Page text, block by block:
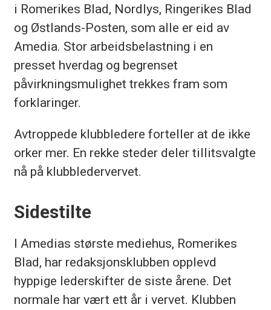
i Romerikes Blad, Nordlys, Ringerikes Blad
og Østlands-Posten, som alle er eid av
Amedia. Stor arbeidsbelastning i en
presset hverdag og begrenset
påvirkningsmulighet trekkes fram som
forklaringer.
Avtroppede klubbledere forteller at de ikke
orker mer. En rekke steder deler tillitsvalgte
nå på klubbledervervet.
Sidestilte
I Amedias største mediehus, Romerikes
Blad, har redaksjonsklubben opplevd
hyppige lederskifter de siste årene. Det
normale har vært ett år i vervet. Klubben